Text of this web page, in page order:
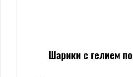
Шарики с гелием